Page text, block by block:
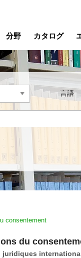
分野 カタログ
言
consentement
du
juridiques